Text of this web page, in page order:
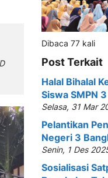
Dibaca 77 kali
Post Terkait
Halal Bihalal
Siswa SMPN
Selasa, 31 Mar
Pelantikan
Negeri 3
Senin, 1 Des
Sosialisasi